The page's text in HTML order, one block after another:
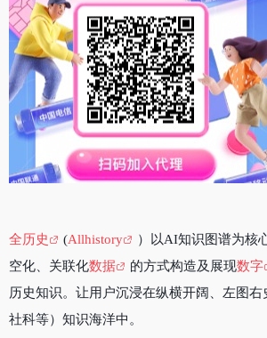
全历史 (Allhistory
）以AI知识图谱为核
空化、关联化数据 的方式构造及展现数字
历史知识。让用户沉浸在纵横开阔、左图右
社科等）知识海洋中。